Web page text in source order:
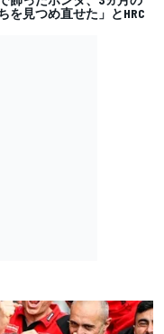
を見つめ直せた」とHRC